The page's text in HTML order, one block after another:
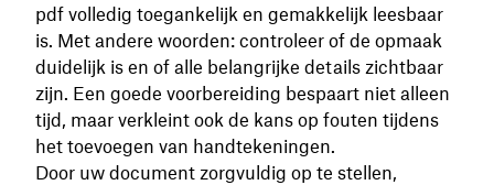
pdf volledig toegankelijk en gemakkelijk leesbaar
is. Met andere woorden: controleer of de opmaak
duidelijk is en of alle belangrijke details zichtbaar
zijn. Een goede voorbereiding bespaart niet alleen
tijd, maar verkleint ook de kans op fouten tijdens
het toevoegen van handtekeningen.
Door uw document zorgvuldig op te stellen,